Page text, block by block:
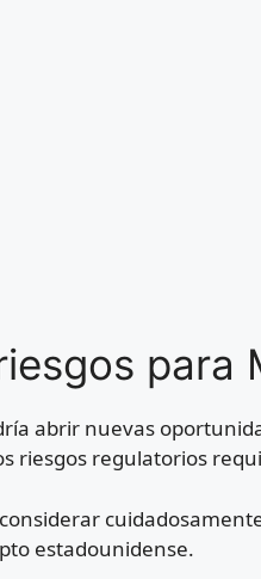
para
abrir nuevas
riesgos regulatorios
estadounidense.